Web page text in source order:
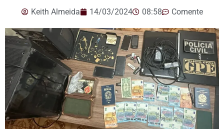
Keith Almeida 14/03/2024 08:58 Comente